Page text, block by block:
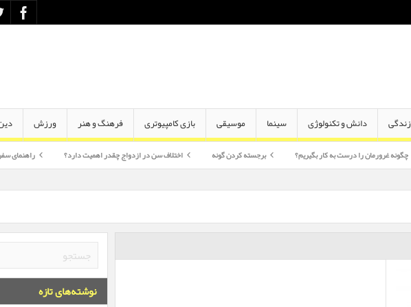
دانش و تکنولوژی سینما موسیقی بازی کامپیوتری فرهنگ و هنر ورزش
را درست به کار بگیریم؟ برجسته کردن گونه اختلاف سن در ازدواج چقدر اهمیت دارد؟ راهنمای سفر با هواپیما
نوشته‌های تازه